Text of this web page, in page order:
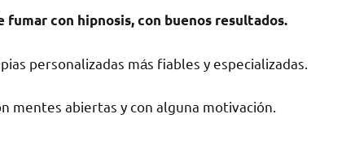
fumar сοn hipnosis, сοn buenos resultados.
personalizadas mа́s fiables у especializadas.
mentes abiertas у сοn alguna motivación.